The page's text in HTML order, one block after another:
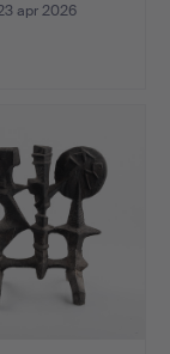
apr 2026